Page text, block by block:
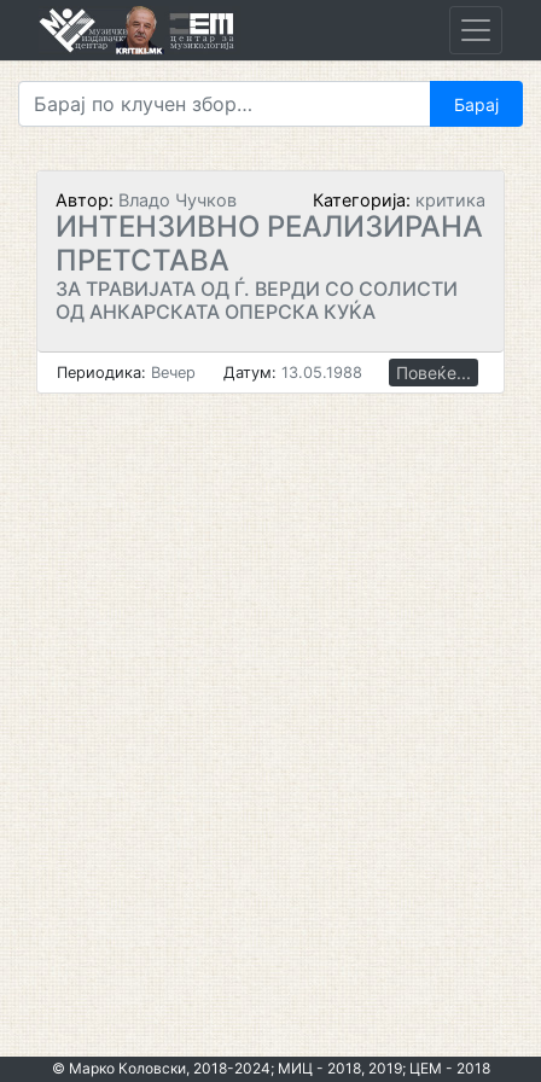
Автор: Владо Чучков Категорија: критика
ИНТЕНЗИВНО РЕАЛИЗИРАНА
ПРЕТСТАВА
ЗА ТРАВИЈАТА ОД Ѓ. ВЕРДИ СО СОЛИСТИ
ОД АНКАРСКАТА ОПЕРСКА КУЌА
Периодика: Вечер Датум: 13.05.1988 Повеќе...
© Марко Коловски, 2018-2024; МИЦ - 2018, 2019; ЦЕМ - 2018